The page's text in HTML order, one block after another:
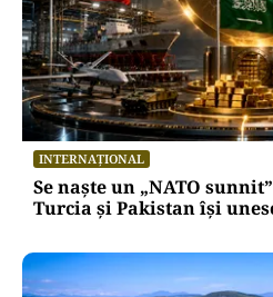
INTERNAȚIONAL
Se naște un „NATO
Turcia și Pakistan își